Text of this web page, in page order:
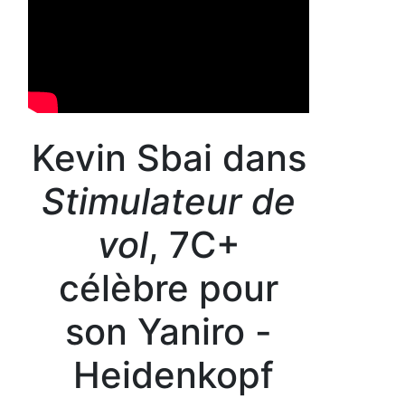
Kevin Sbai dans
Stimulateur de
vol, 7C+
célèbre pour
son Yaniro -
Heidenkopf